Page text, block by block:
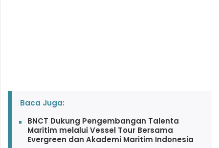
Baca Juga:
BNCT Dukung Pengembangan Talenta
Maritim melalui Vessel Tour Bersama
Evergreen dan Akademi Maritim Indonesia